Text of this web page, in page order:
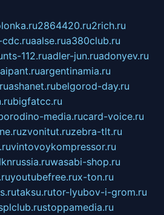
2864420.ru2rich.ru
aalse.rua380club.ru
112.ruadler-jun.ruadonyev.ru
argentinamia.ru
ashanet.rubelgorod-day.ru
bigfatcc.ru
media.rucard-voice.ru
zvonitut.ruzebra-tlt.ru
vintovoykompressor.ru
wasabi-shop.ru
youtubefree.rux-ton.ru
taksu.rutor-lyubov-i-grom.ru
stoppamedia.ru